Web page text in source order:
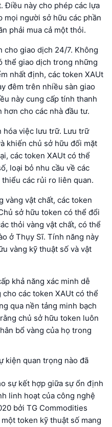
Điều này cho phép các lựa
mọi người sở hữu các phần
phải mua cả một thỏi.
cho giao dịch 24/7. Không
thể giao dịch trong những
nhất định, các token XAUt
đêm trên nhiều sàn giao
này cung cấp tính thanh
hơn cho các nhà đầu tư.
hóa việc lưu trữ. Lưu trữ
khiến chủ sở hữu đối mặt
các token XAUt có thể
loại bỏ nhu cầu về các
các rủi ro liên quan.
vàng vật chất, các token
sở hữu token có thể đổi
thỏi vàng vật chất, có thể
ở Thụy Sĩ. Tính năng này
vàng kỹ thuật số và vật
khả năng xác minh dễ
cho các token XAUt có thể
qua nền tảng minh bạch
chủ sở hữu token luôn
bổ vàng của họ trong
kiện quan trọng nào đã
sự kết hợp giữa sự ổn định
linh hoạt của công nghệ
bởi TG Commodities
token kỹ thuật số mang